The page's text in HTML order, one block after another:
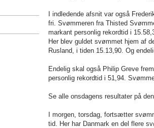
I indledende afsnit var også
fri. Svømmeren fra Thisted
markant personlig rekordtid i
Her blev guldet svømmet hjem af
Rusland, i tiden 15.13,90. Og
Endelig skal også Philip Greve
personlig rekordtid i 51,94.
Se alle onsdagens resultater på
I morgen, torsdag, fortsætter
tid. Her har Danmark en del flere